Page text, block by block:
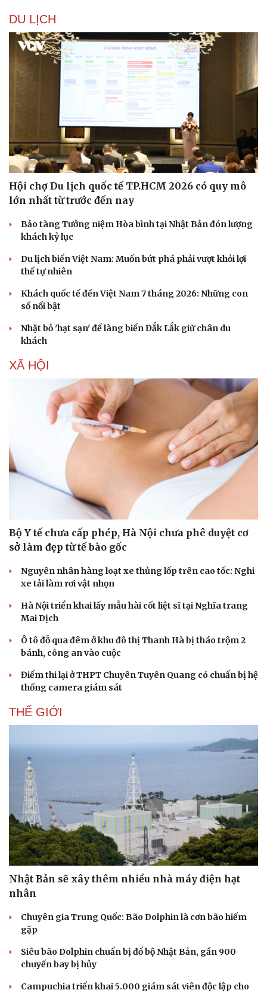
Du lịch
Podcast
Câu chuyện thời sự
Đọc truyện đêm khuya
Cửa sổ tình yêu
Kể chuyện cho bé
DU LỊCH
Hội chợ Du lịch quốc tế TP.HCM 2026 có quy mô
lớn nhất từ trước đến nay
Bảo tàng Tưởng niệm Hòa bình tại Nhật Bản đón lượng
khách kỷ lục
Du lịch biển Việt Nam: Muốn bứt phá phải vượt khỏi lợi
thế tự nhiên
Khách quốc tế đến Việt Nam 7 tháng 2026: Những con
số nổi bật
Nhặt bỏ 'hạt sạn' để làng biển Đắk Lắk giữ chân du
khách
XÃ HỘI
Bộ Y tế chưa cấp phép, Hà Nội chưa phê duyệt cơ
sở làm đẹp từ tế bào gốc
Nguyên nhân hàng loạt xe thủng lốp trên cao tốc: Nghi
xe tải làm rơi vật nhọn
Hà Nội triển khai lấy mẫu hài cốt liệt sĩ tại Nghĩa trang
Mai Dịch
Ô tô đỗ qua đêm ở khu đô thị Thanh Hà bị tháo trộm 2
bánh, công an vào cuộc
Điểm thi lại ở THPT Chuyên Tuyên Quang có chuẩn bị hệ
thống camera giám sát
THẾ GIỚI
Nhật Bản sẽ xây thêm nhiều nhà máy điện hạt
nhân
Chuyên gia Trung Quốc: Bão Dolphin là cơn bão hiếm
gặp
Siêu bão Dolphin chuẩn bị đổ bộ Nhật Bản, gần 900
chuyến bay bị hủy
Campuchia triển khai 5.000 giám sát viên độc lập cho